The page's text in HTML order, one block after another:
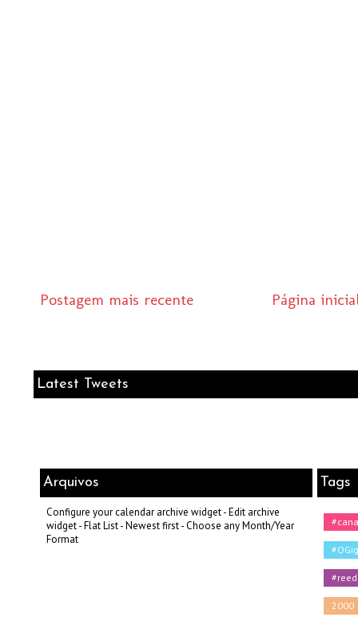
Postagem mais recente Página
Latest Tweets
Arquivos
Configure your calendar archive widget - Edit archive
widget - Flat List - Newest first - Choose any Month/Year
Format
Tags
2000